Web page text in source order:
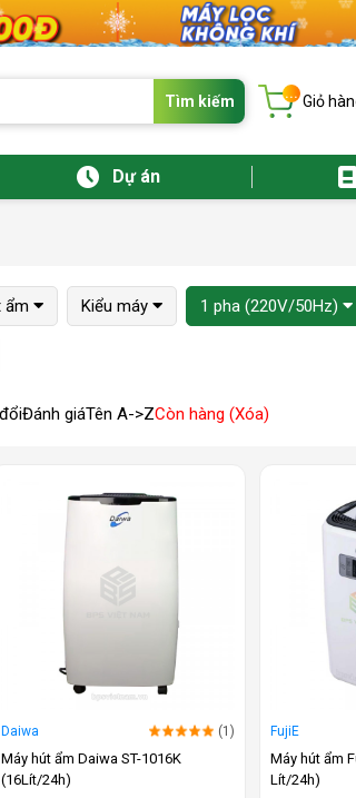
Tìm kiếm ... Giỏ
Dự án
ẩm Kiểu máy 1 pha (220V/50Hz)
Đánh giáTên A->ZCòn hàng (Xóa)
Daiwa (1)
Máy hút ẩm Daiwa ST-1016K
(16Lít/24h)
FujiE
Máy hút ẩm
Lít/24h)